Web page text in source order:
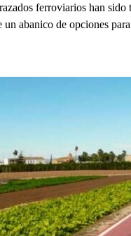
ferroviarios han
abanico de opciones para